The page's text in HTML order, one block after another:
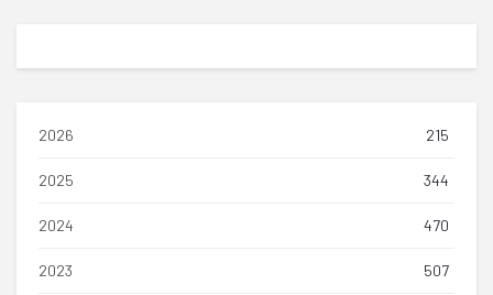
2026 215
2025 344
2024 470
2023 507